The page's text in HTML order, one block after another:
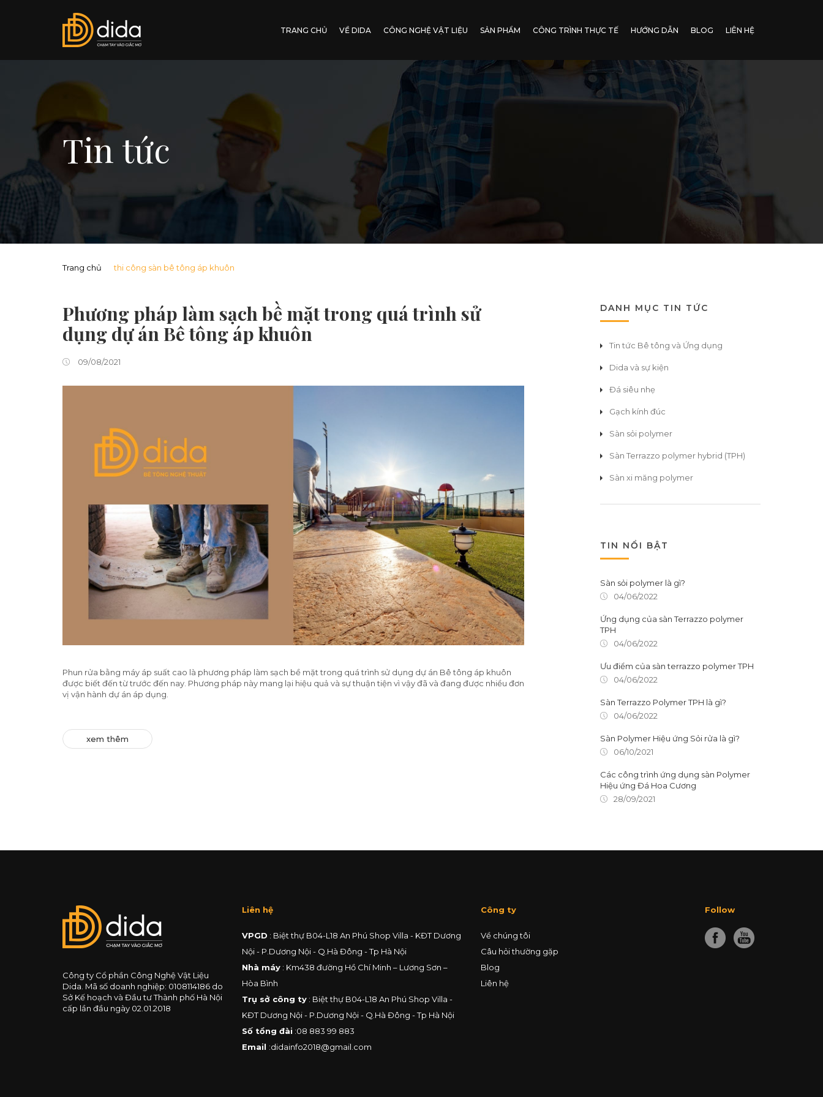
TRANG CHỦ VỀ DIDA CÔNG NGHỆ VẬT LIỆU SẢN PHẨM CÔNG TRÌNH THỰC TẾ HƯỚNG DẪN BLOG LIÊN HỆ
Tin tức
Trang chủ thi công sàn bê tông áp khuôn
Phương pháp làm sạch bề mặt trong quá trình sử
dụng dự án Bê tông áp khuôn
09/08/2021
Phun rửa bằng máy áp suất cao là phương pháp làm sạch bề mặt trong quá trình sử dụng dự án Bê tông áp khuôn
được biết đến từ trước đến nay. Phương pháp này mang lại hiệu quả và sự thuận tiện vì vậy đã và đang được nhiều đơn
vị vận hành dự án áp dụng.
xem thêm
DANH MỤC TIN TỨC
Tin tức Bê tông và Ứng dụng
Dida và sự kiện
Đá siêu nhẹ
Gạch kính đúc
Sàn sỏi polymer
Sàn Terrazzo polymer hybrid (TPH)
Sàn xi măng polymer
TIN NỔI BẬT
Sàn sỏi polymer là gì?
04/06/2022
Ứng dụng của sàn Terrazzo polymer
TPH
04/06/2022
Ưu điểm của sàn terrazzo polymer TPH
04/06/2022
Sàn Terrazzo Polymer TPH là gì?
04/06/2022
Sàn Polymer Hiệu ứng Sỏi rửa là gì?
06/10/2021
Các công trình ứng dụng sàn Polymer
Hiệu ứng Đá Hoa Cương
28/09/2021
Công ty Cổ phần Công Nghệ Vật Liệu
Dida. Mã số doanh nghiệp: 0108114186 do
Sở Kế hoạch và Đầu tư Thành phố Hà Nội
cấp lần đầu ngày 02.01.2018
Liên hệ
VPGD : Biệt thự B04-L18 An Phú Shop Villa - KĐT Dương
Nội - P.Dương Nội - Q.Hà Đông - Tp Hà Nội
Nhà máy: Km438 đường Hồ Chí Minh – Lương Sơn –
Hòa Bình
Trụ sở công ty: Biệt thự B04-L18 An Phú Shop Villa -
KĐT Dương Nội - P.Dương Nội - Q.Hà Đông - Tp Hà Nội
Số tổng đài :08 883 99 883
Email :didainfo2018@gmail.com
Công ty
Về chúng tôi
Câu hỏi thường gặp
Blog
Liên hệ
Follow